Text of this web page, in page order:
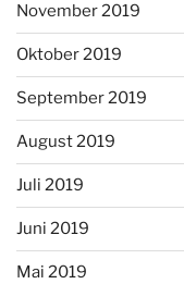
November 2019
Oktober 2019
September 2019
August 2019
Juli 2019
Juni 2019
Mai 2019